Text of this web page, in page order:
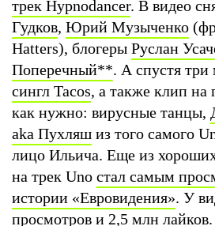
трек Hypnodancer. В видео
Гудков, Юрий Музыченко
Hatters), блогеры Руслан
Поперечный**. А спустя три
сингл Tacos, а также клип на
как нужно: вирусные танцы,
aka Пухляш из того самого
лицо Ильича. Еще из
на трек Uno стал самым
истории «Евровидения». У
просмотров и 2,5 млн